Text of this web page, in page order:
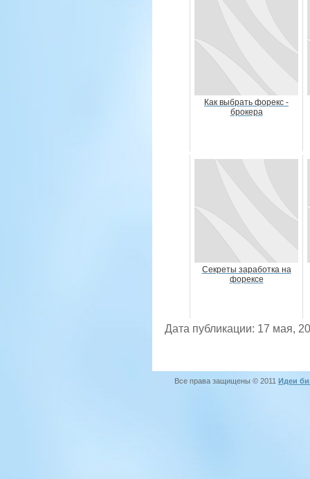
Как выбрать форекс -
брокера
Секреты заработка на
форексе
Дата публикации: 17 мая,
Все права защищены © 2011 Идеи